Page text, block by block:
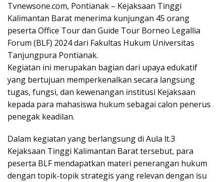
Tvnewsone.com, Pontianak – Kejaksaan Tinggi
Kalimantan Barat menerima kunjungan 45 orang
peserta Office Tour dan Guide Tour Borneo Legallia
Forum (BLF) 2024 dari Fakultas Hukum Universitas
Tanjungpura Pontianak.
Kegiatan ini merupakan bagian dari upaya edukatif
yang bertujuan memperkenalkan secara langsung
tugas, fungsi, dan kewenangan institusi Kejaksaan
kepada para mahasiswa hukum sebagai calon penerus
penegak keadilan.
Dalam kegiatan yang berlangsung di Aula lt.3
Kejaksaan Tinggi Kalimantan Barat tersebut, para
peserta BLF mendapatkan materi penerangan hukum
dengan topik-topik strategis yang relevan dengan isu